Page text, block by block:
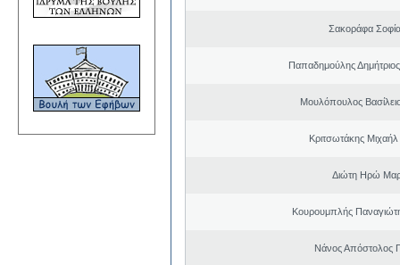
Σακοράφα
Παπαδημούλης
Μουλόπουλος
Κριτσωτάκης
Διώτη Ηρώ
Κουρουμπλής
Νάνος Απόστολος